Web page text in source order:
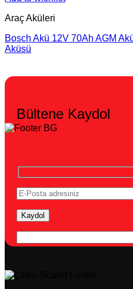
Araç Aküleri
Bosch Akü 12V 70Ah AGM
Aküsü
Bültene Kaydol